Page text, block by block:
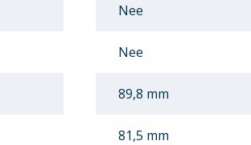
Nee
Nee
89,8 mm
81,5 mm